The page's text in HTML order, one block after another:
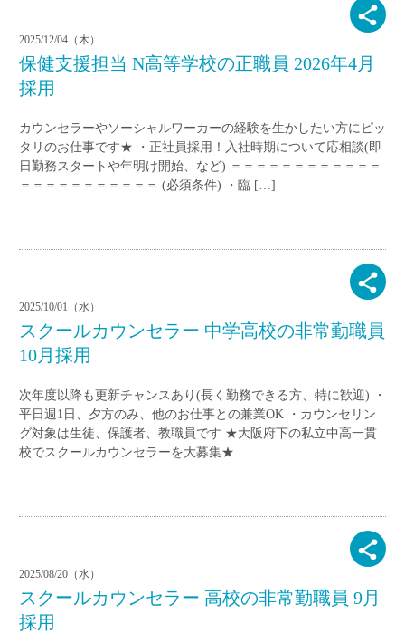
2025/12/04（木）
保健支援担当 N高等学校の正職員 2026年4月
採用
カウンセラーやソーシャルワーカーの経験を生かしたい方にピッ
タリのお仕事です★ ・正社員採用！入社時期について応相談(即
日勤務スタートや年明け開始、など) ＝＝＝＝＝＝＝＝＝＝＝＝
＝＝＝＝＝＝＝＝＝＝＝ (必須条件) ・臨 […]
2025/10/01（水）
スクールカウンセラー 中学高校の非常勤職員
10月採用
次年度以降も更新チャンスあり(長く勤務できる方、特に歓迎) ・
平日週1日、夕方のみ、他のお仕事との兼業OK ・カウンセリン
グ対象は生徒、保護者、教職員です ★大阪府下の私立中高一貫
校でスクールカウンセラーを大募集★
2025/08/20（水）
スクールカウンセラー 高校の非常勤職員 9月
採用